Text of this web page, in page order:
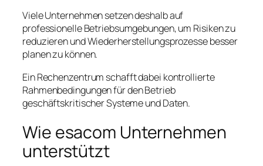
Viele Unternehmen setzen deshalb auf
professionelle Betriebsumgebungen, um Risiken zu
reduzieren und Wiederherstellungsprozesse besser
planen zu können.
Ein Rechenzentrum schafft dabei kontrollierte
Rahmenbedingungen für den Betrieb
geschäftskritischer Systeme und Daten.
Wie esacom Unternehmen
unterstützt